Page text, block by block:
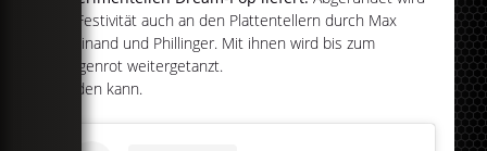
die Festivität auch an den Plattentellern durch Max
Ferdinand und Phillinger. Mit ihnen wird bis zum
Morgenrot weitergetanzt.
werden kann.